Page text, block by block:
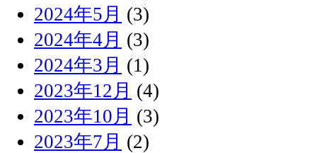
2024年5月 (3)
2024年4月 (3)
2024年3月 (1)
2023年12月 (4)
2023年10月 (3)
2023年7月 (2)